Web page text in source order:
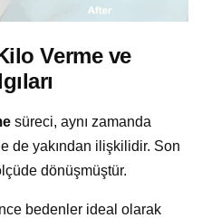
Verme ve
süreci, aynı zamanda
de yakından ilişkilidir. Son
dönüşmüştür.
bedenler ideal olarak